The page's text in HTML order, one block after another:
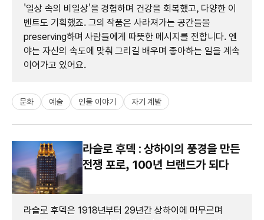
'일상 속의 비일상'을 경험하며 건강을 회복했고, 다양한 이
벤트도 기획했죠. 그의 작품은 사라져가는 공간들을
preserving하며 사람들에게 따뜻한 메시지를 전합니다. 엔
야는 자신의 속도에 맞춰 그리길 배우며 좋아하는 일을 계속
이어가고 있어요.
문화 예술 인물 이야기 자기 계발
라슬로 후덱 : 상하이의 풍경을 만든
전쟁 포로, 100년 브랜드가 되다
라슬로 후덱은 1918년부터 29년간 상하이에 머무르며